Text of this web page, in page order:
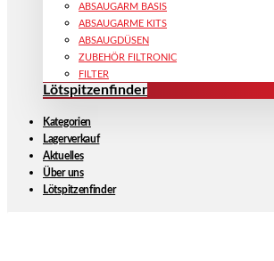
ABSAUGARM BASIS
ABSAUGARME KITS
ABSAUGDÜSEN
ZUBEHÖR FILTRONIC
FILTER
Lötspitzenfinder
Kategorien
Lagerverkauf
Aktuelles
Über uns
Lötspitzenfinder